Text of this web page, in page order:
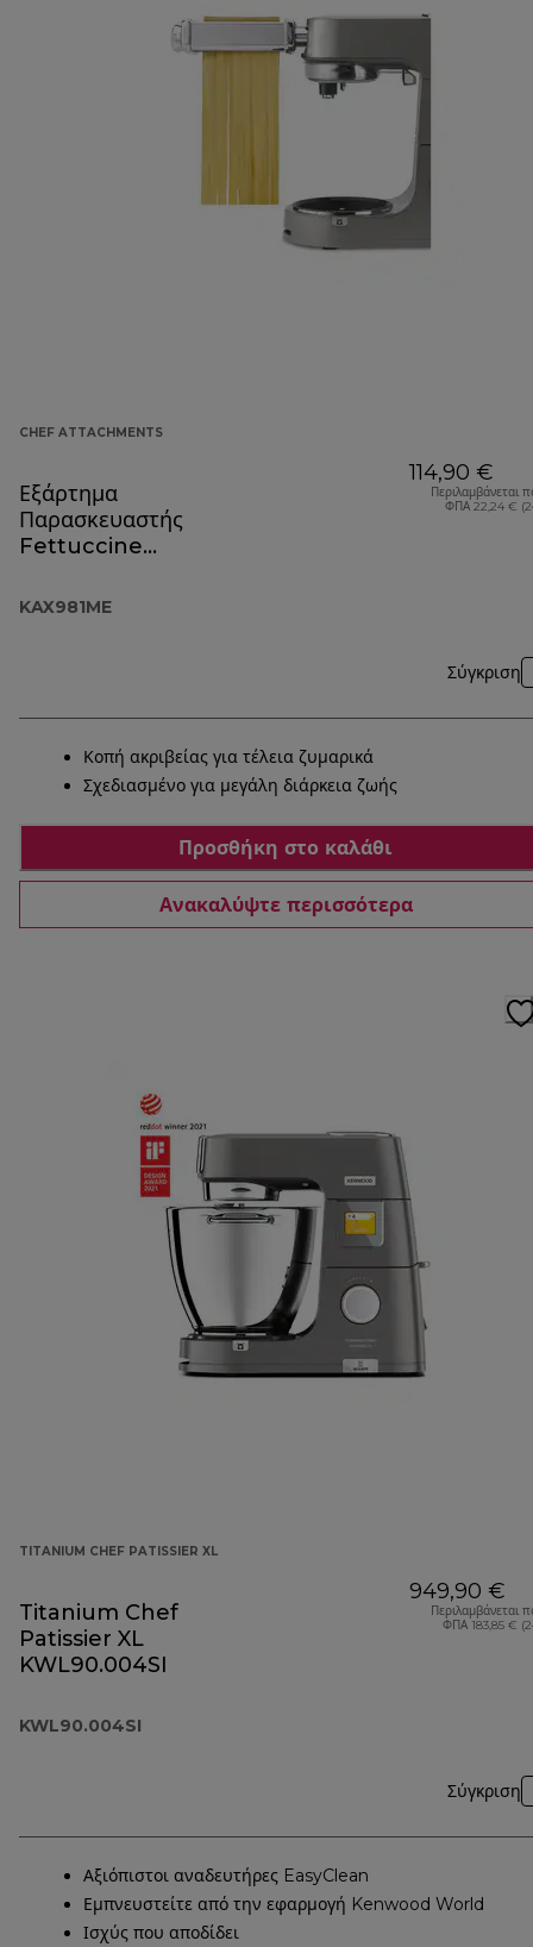
CHEF ATTACHMENTS
Εξάρτημα
Παρασκευαστής
Fettuccine
KAX981ME
114,90 €
Περιλαμβάνεται
ΦΠΑ 22,24 €
Σύγκριση
Κοπή ακριβείας για τέλεια ζυμαρικά
Σχεδιασμένο για μεγάλη διάρκεια ζωής
Προσθήκη στο καλάθι
Ανακαλύψτε περισσότερα
TITANIUM CHEF PATISSIER XL
Titanium Chef
Patissier XL
KWL90.004SI
KWL90.004SI
949,90 €
Περιλαμβάνεται
ΦΠΑ 183,85 €
Σύγκριση
Αξιόπιστοι αναδευτήρες EasyClean
Εμπνευστείτε από την εφαρμογή Kenwood World
Ισχύς που αποδίδει